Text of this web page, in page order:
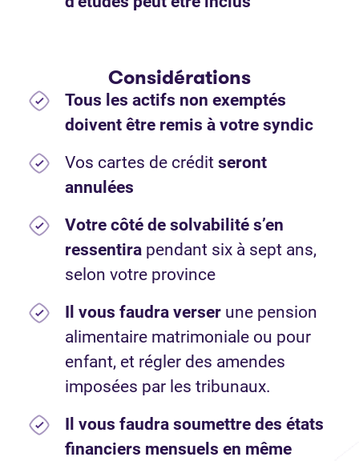
Considérations
Tous les actifs non exemptés
doivent être remis à votre syndic
Vos cartes de crédit seront
annulées
Votre côté de solvabilité s’en
ressentira pendant six à sept ans,
selon votre province
Il vous faudra verser une pension
alimentaire matrimoniale ou pour
enfant, et régler des amendes
imposées par les tribunaux.
Il vous faudra soumettre des états
financiers mensuels en même